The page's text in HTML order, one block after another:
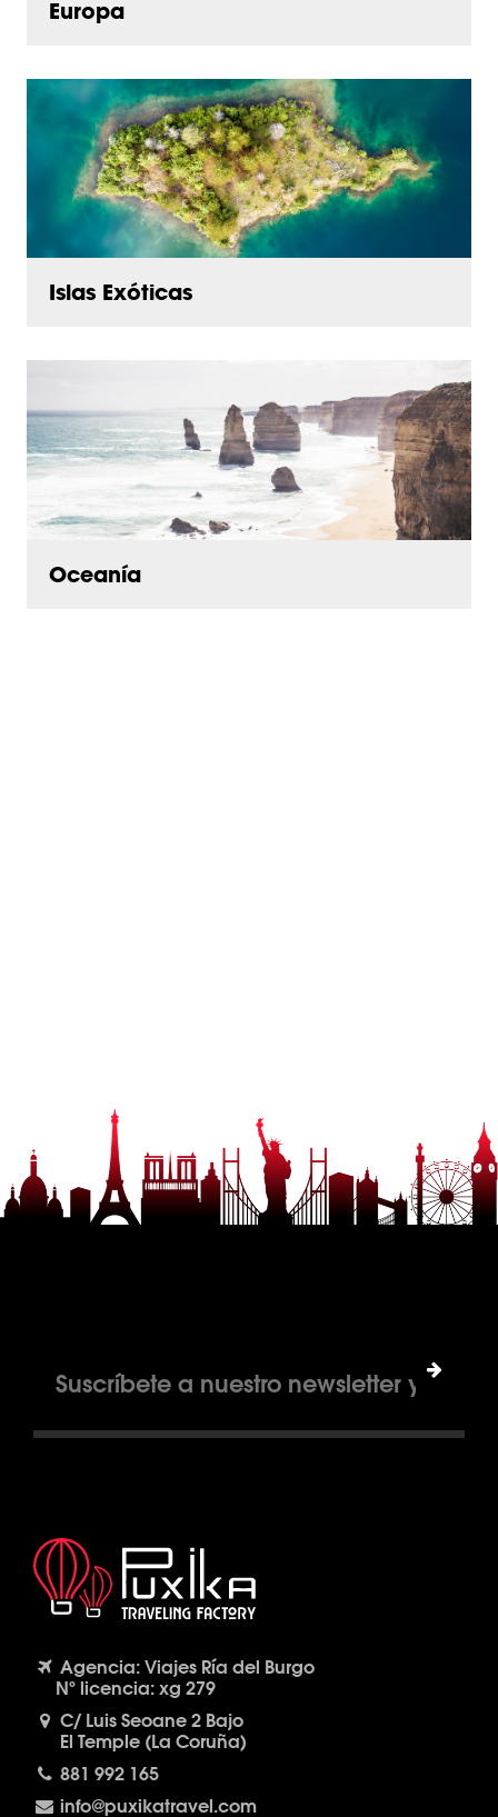
Europa
Islas Exóticas
Oceanía
Agencia: Viajes Ría del Burgo
Nº licencia: xg 279
C/ Luis Seoane 2 Bajo
El Temple (La Coruña)
881 992 165
info@puxikatravel.com